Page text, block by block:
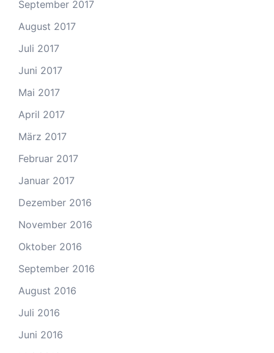
September 2017
August 2017
Juli 2017
Juni 2017
Mai 2017
April 2017
März 2017
Februar 2017
Januar 2017
Dezember 2016
November 2016
Oktober 2016
September 2016
August 2016
Juli 2016
Juni 2016